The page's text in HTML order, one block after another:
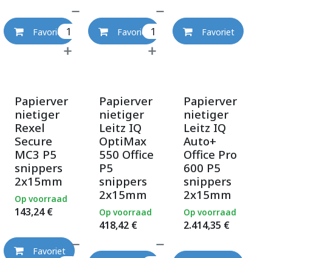
Favoriet Favoriet Favoriet
Papierver
nietiger
Rexel
Secure
MC3 P5
snippers
2x15mm
143,24€
Op voorraad
Favoriet
Papierver
nietiger
Leitz IQ
OptiMax
550 Office
P5
snippers
2x15mm
418,42€
Op voorraad
Papierver
nietiger
Leitz IQ
Auto+
Office Pro
600 P5
snippers
2x15mm
2.414,35 €
Op voorraad